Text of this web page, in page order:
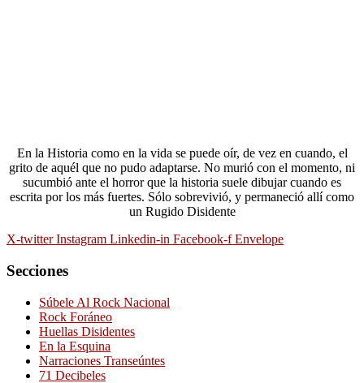
En la Historia como en la vida se puede oír, de vez en cuando, el
grito de aquél que no pudo adaptarse. No murió con el momento, ni
sucumbió ante el horror que la historia suele dibujar cuando es
escrita por los más fuertes. Sólo sobrevivió, y permaneció allí como
un Rugido Disidente
X-twitter Instagram Linkedin-in Facebook-f Envelope
Secciones
Súbele Al Rock Nacional
Rock Foráneo
Huellas Disidentes
En la Esquina
Narraciones Transeúntes
71 Decibeles